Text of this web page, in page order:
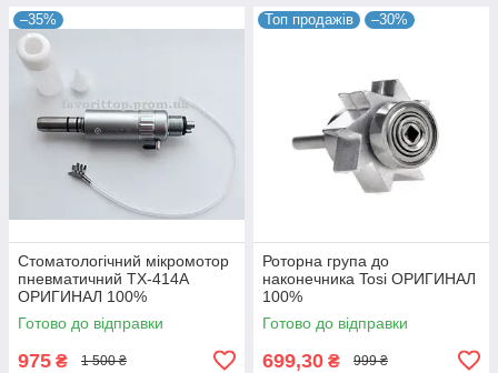
–35%
Стоматологічний мікромотор
пневматичний TX-414A
ОРИГИНАЛ 100%
Готово до відправки
975 ₴ 1 500 ₴
Топ продажів –30%
Роторна група до
наконечника Tosi ОРИГИНАЛ
100%
Готово до відправки
699,30 ₴ 999 ₴